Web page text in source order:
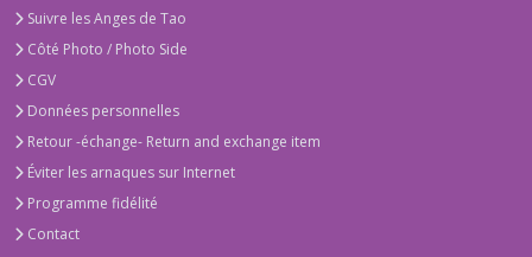
Suivre les Anges de Tao
Côté Photo / Photo Side
CGV
Données personnelles
Retour -échange- Return and exchange item
Éviter les arnaques sur Internet
Programme fidélité
Contact